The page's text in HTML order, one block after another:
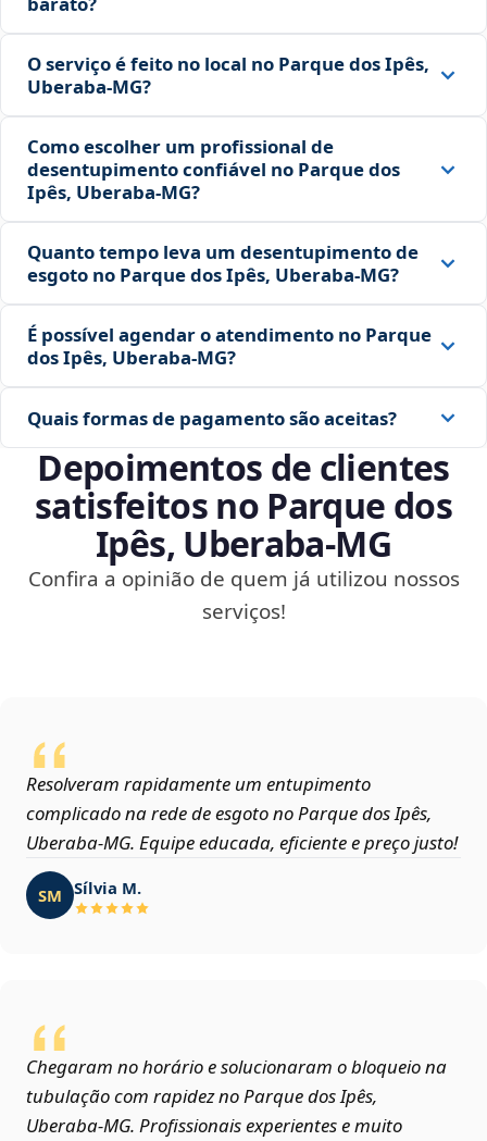
O serviço é feito no local no Parque dos Ipês,
Uberaba‑MG?
Como escolher um profissional de
desentupimento confiável no Parque dos
Ipês, Uberaba‑MG?
Quanto tempo leva um desentupimento de
esgoto no Parque dos Ipês, Uberaba‑MG?
É possível agendar o atendimento no Parque
dos Ipês, Uberaba‑MG?
Quais formas de pagamento são aceitas?
Depoimentos de clientes
satisfeitos no Parque dos
Ipês, Uberaba‑MG
Confira a opinião de quem já utilizou nossos
serviços!
Resolveram rapidamente um entupimento
complicado na rede de esgoto no Parque dos Ipês,
Uberaba‑MG. Equipe educada, eficiente e preço justo!
SM Sílvia M.
Chegaram no horário e solucionaram o bloqueio na
tubulação com rapidez no Parque dos Ipês,
Uberaba‑MG. Profissionais experientes e muito